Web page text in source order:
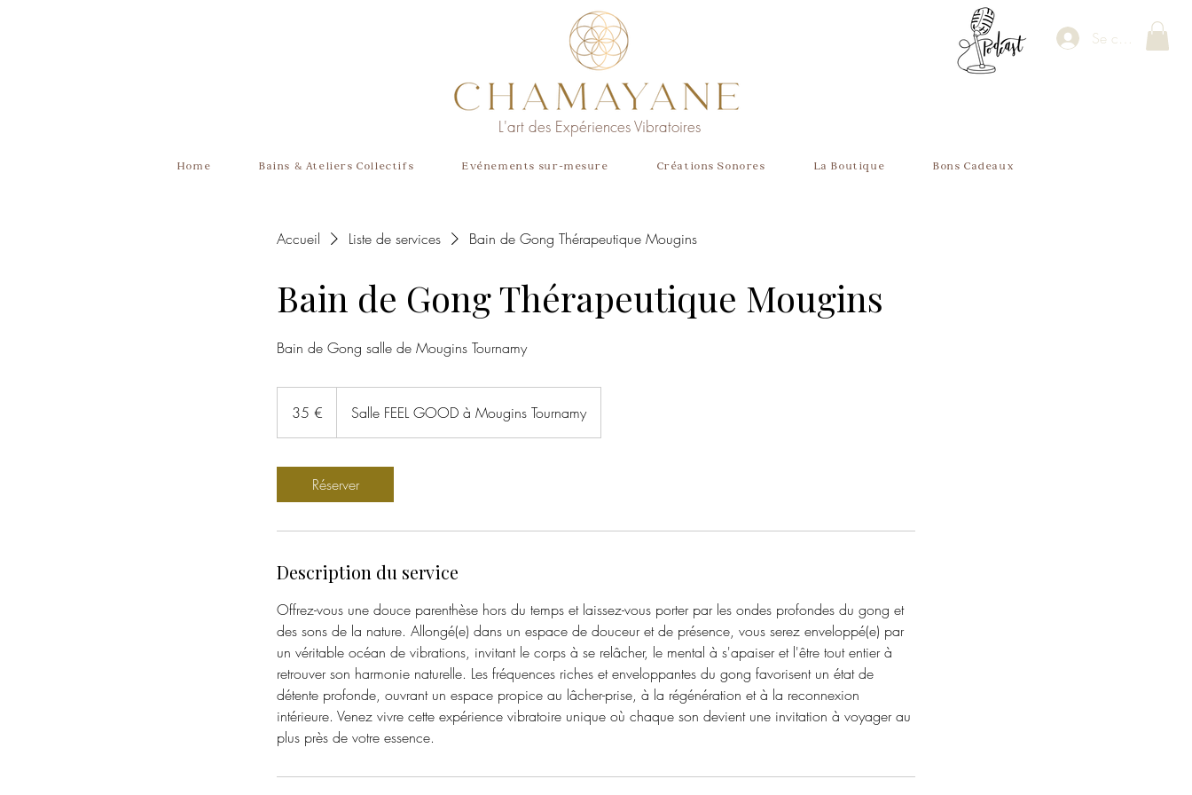
Se connecter
L'art des Expériences Vibratoires
Home Bains & Ateliers Collectifs Evénements sur-mesure Créations Sonores La Boutique Bons Cadeaux
Accueil Liste de services Bain de Gong Thérapeutique Mougins
Bain de Gong Thérapeutique Mougins
Bain de Gong salle de Mougins Tournamy
35 € Salle FEEL GOOD à Mougins Tournamy
Réserver
Description du service
Offrez-vous une douce parenthèse hors du temps et laissez-vous porter par les ondes profondes du gong et
des sons de la nature. Allongé(e) dans un espace de douceur et de présence, vous serez enveloppé(e) par
un véritable océan de vibrations, invitant le corps à se relâcher, le mental à s'apaiser et l'être tout entier à
retrouver son harmonie naturelle. Les fréquences riches et enveloppantes du gong favorisent un état de
détente profonde, ouvrant un espace propice au lâcher-prise, à la régénération et à la reconnexion
intérieure. Venez vivre cette expérience vibratoire unique où chaque son devient une invitation à voyager au
plus près de votre essence.